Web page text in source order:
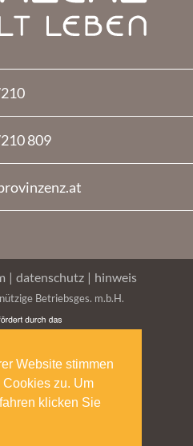
Website stimmen
zu. Um
klicken Sie
809
| datenschutz | hinweis
Betriebsges. m.b.H.